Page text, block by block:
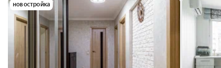
новостройка